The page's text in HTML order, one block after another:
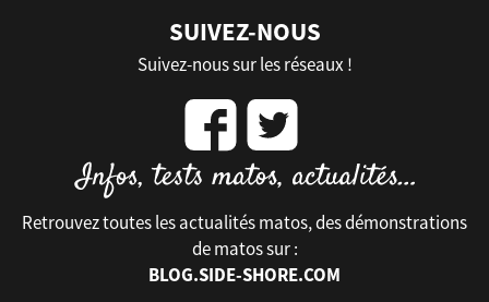
SUIVEZ-NOUS
Suivez-nous sur les réseaux !
Retrouvez toutes les actualités matos, des démonstrations
de matos sur :
BLOG.SIDE-SHORE.COM